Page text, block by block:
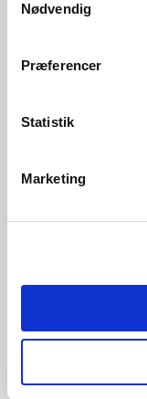
Nødvendig
Præferencer
Statistik
Marketing